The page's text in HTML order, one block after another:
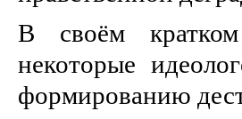
В своём
некоторые
формированию